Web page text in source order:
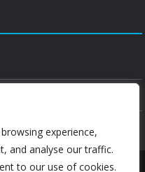
experience,
and analyse our traffic.
to our use of cookies.